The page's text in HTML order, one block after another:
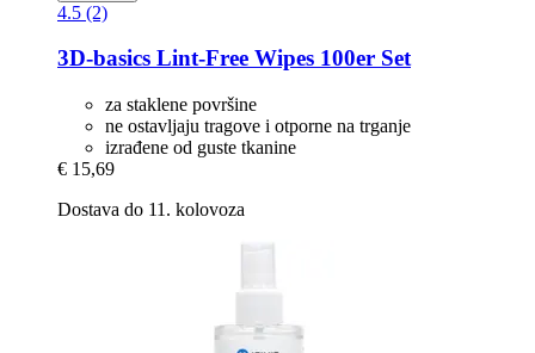
4.5 (2)
3D-basics Lint-​Free Wipes 100er Set
za staklene površine
ne ostavljaju tragove i otporne na trganje
izrađene od guste tkanine
€ 15,69
Dostava do 11. kolovoza